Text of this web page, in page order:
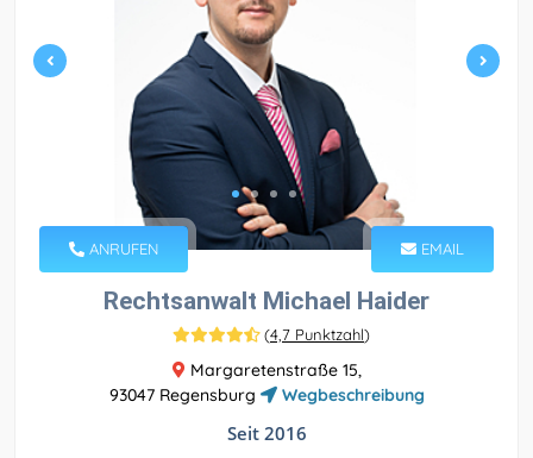
ANRUFEN EMAIL
Rechtsanwalt Michael Haider
(4,7 Punktzahl)
Margaretenstraße 15,
93047 Regensburg
Wegbeschreibung
Seit 2016